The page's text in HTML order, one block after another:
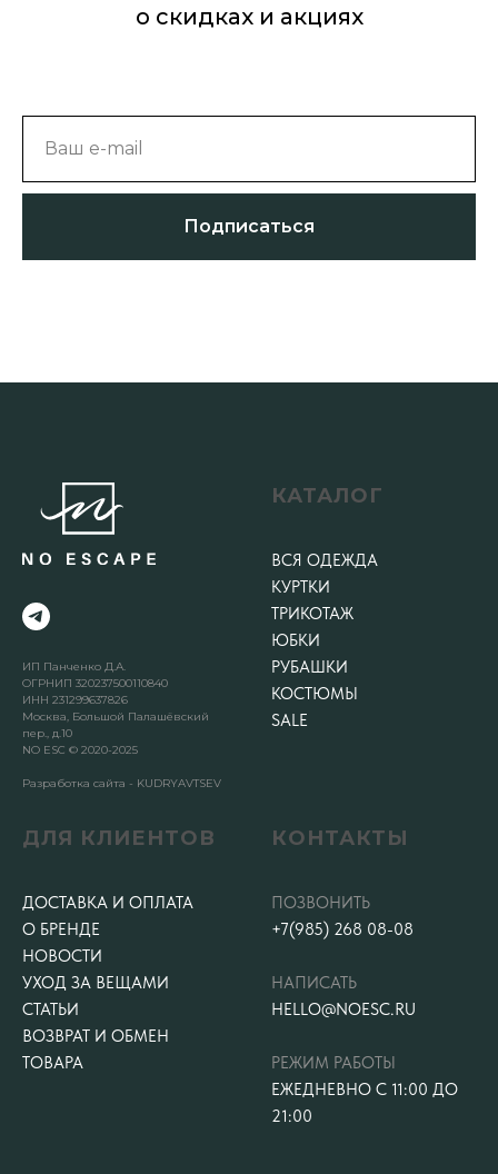
о скидках и акциях
Ваш e-mail
Подписаться
ИП Панченко Д.А.
ОГРНИП 320237500110840
ИНН 231299637826
Москва, Большой Палашёвский
пер., д.10
NO ESC © 2020-2025
Разработка сайта - KUDRYAVTSEV
КАТАЛОГ
ВСЯ ОДЕЖДА
КУРТКИ
ТРИКОТАЖ
ЮБКИ
РУБАШКИ
КОСТЮМЫ
SALE
ДЛЯ КЛИЕНТОВ
ДОСТАВКА И ОПЛАТА
О БРЕНДЕ
НОВОСТИ
УХОД ЗА ВЕЩАМИ
СТАТЬИ
ВОЗВРАТ И ОБМЕН
ТОВАРА
КОНТАКТЫ
ПОЗВОНИТЬ
+7(985) 268 08-08
НАПИСАТЬ
HELLO@NOESC.RU
РЕЖИМ РАБОТЫ
ЕЖЕДНЕВНО С 11:00 ДО
21:00